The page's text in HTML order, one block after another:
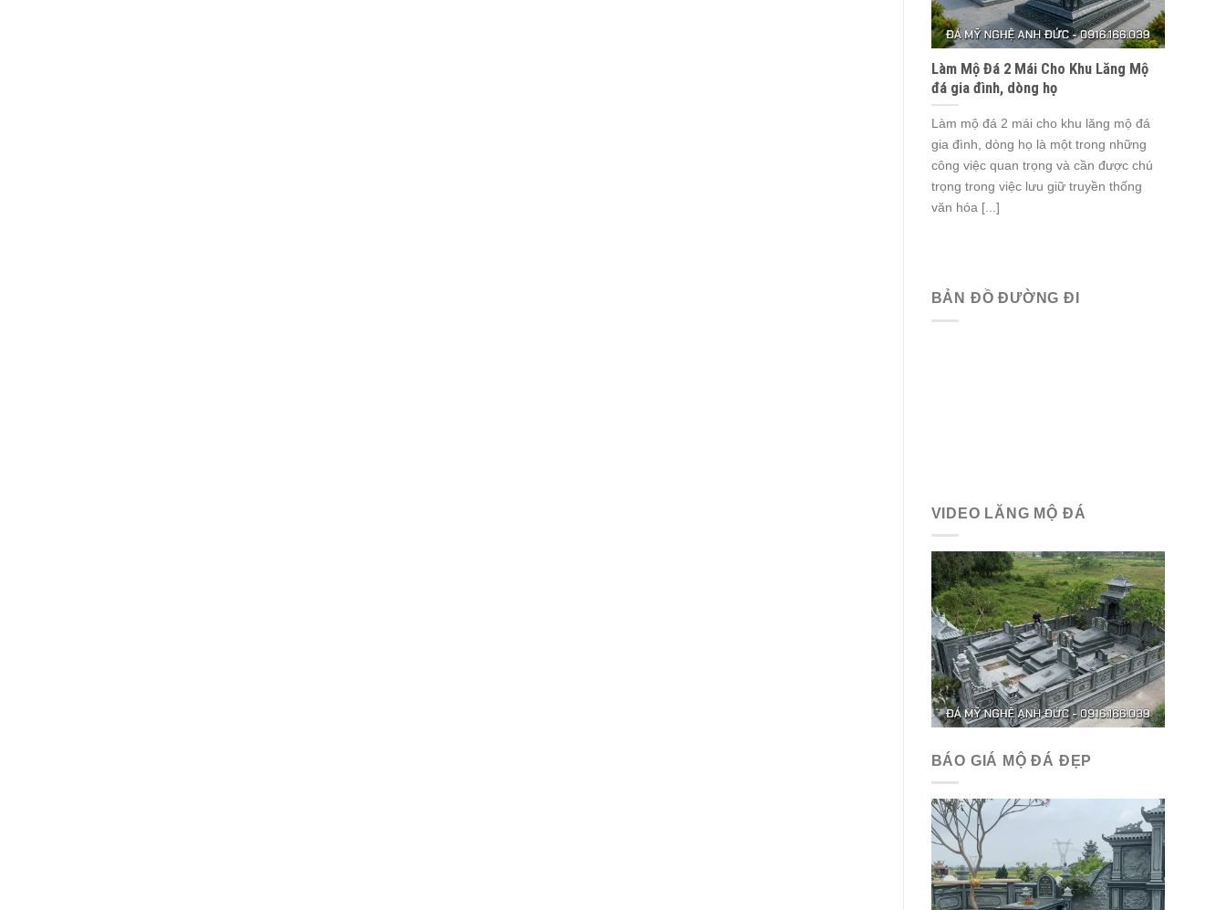
Làm Mộ Đá 2 Mái Cho Khu Lăng Mộ
đá gia đình, dòng họ
Làm mộ đá 2 mái cho khu lăng mộ đá
gia đình, dòng họ là một trong những
công việc quan trọng và cần được chú
trọng trong việc lưu giữ truyền thống
văn hóa [...]
BẢN ĐỒ ĐƯỜNG ĐI
VIDEO LĂNG MỘ ĐÁ
BÁO GIÁ MỘ ĐÁ ĐẸP